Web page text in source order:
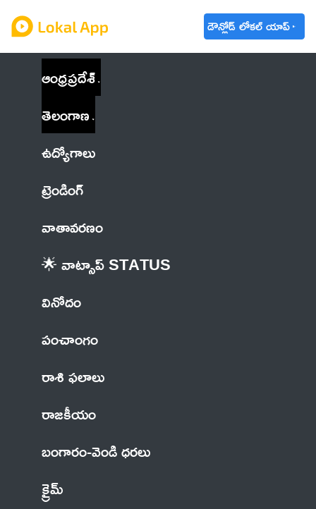
డౌన్లోడ్ లోకల్ యాప్
ఆంధ్రప్రదేశ్
తెలంగాణ
ఉద్యోగాలు
ట్రెండింగ్
వాతావరణం
🌟 వాట్సాప్ STATUS
వినోదం
పంచాంగం
రాశి ఫలాలు
రాజకీయం
బంగారం-వెండి ధరలు
క్రైమ్